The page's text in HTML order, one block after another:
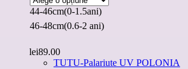
44-46cm(0-1.5ani)
46-48cm(0.6-2 ani)
lei89.00
TUTU-Palariute UV POLONIA